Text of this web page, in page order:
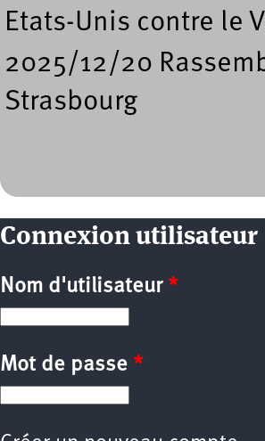
Etats-Unis contre le
2025/12/20
Strasbourg
Connexion utilisateur
Nom d'utilisateur *
Mot de passe *